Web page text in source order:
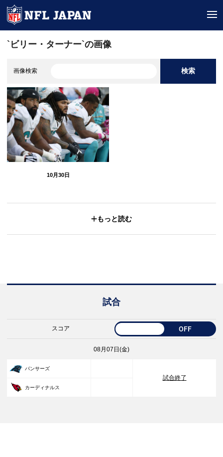
`ビリー・ターナー`の画像
画像検索 検索
10月30日
もっと読む
試合
スコア OFF
08月07日(金)
パンサーズ
試合終了
カーディナルス